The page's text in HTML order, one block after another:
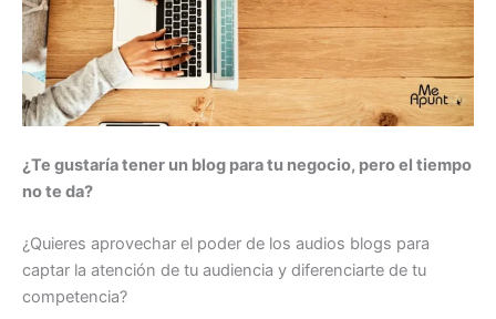
¿Te gustaría tener un blog para tu negocio, pero el tiempo
no te da?
¿Quieres aprovechar el poder de los audios blogs para
captar la atención de tu audiencia y diferenciarte de tu
competencia?